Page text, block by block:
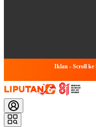
Iklan - Scroll